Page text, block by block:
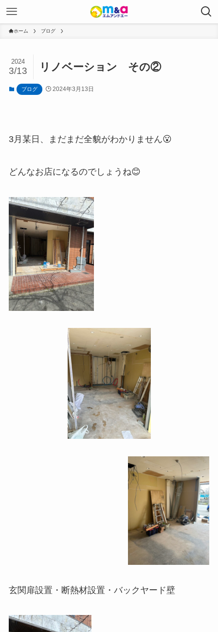
ホーム ブログ
リノベーション その②
2024
3/13
ブログ 2024年3月13日
3月某日、まだまだ全貌がわかりません😮
どんなお店になるのでしょうね😊
玄関扉設置・断熱材設置・バックヤード壁